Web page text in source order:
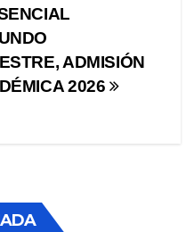
ADMISIÓN
2026